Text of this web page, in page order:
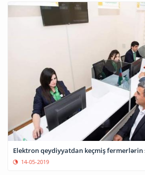
Elektron qeydiyyatdan keçmiş fermerlərin
14-05-2019